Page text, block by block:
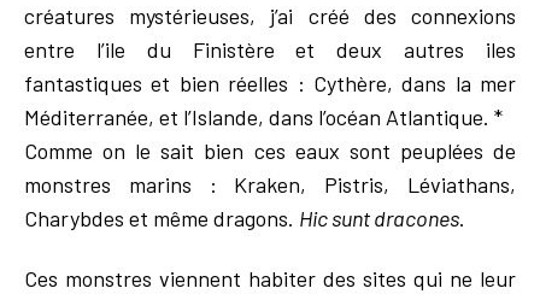
créatures mystérieuses, j’ai créé des connexions
entre l’ile du Finistère et deux autres iles
fantastiques et bien réelles : Cythère, dans la mer
Méditerranée, et l’Islande, dans l’océan Atlantique. *
Comme on le sait bien ces eaux sont peuplées de
monstres marins : Kraken, Pistris, Léviathans,
Charybdes et même dragons. Hic sunt dracones.
Ces monstres viennent habiter des sites qui ne leur